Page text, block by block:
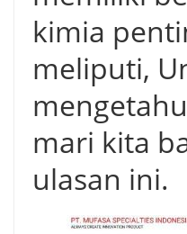
kimia
meliputi,
mari kita
ulasan ini.